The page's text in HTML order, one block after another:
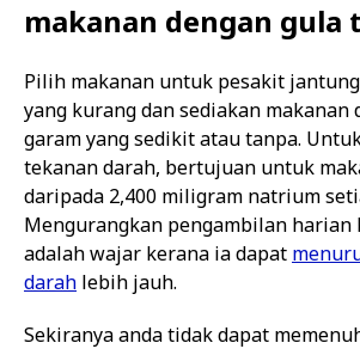
makanan dengan gula
Pilih makanan untuk pesakit
yang kurang dan sediakan makanan
garam yang sedikit atau tanpa.
tekanan darah, bertujuan untuk
daripada 2,400 miligram natrium
Mengurangkan pengambilan harian
adalah wajar kerana ia dapat
darah lebih jauh.
Sekiranya anda tidak dapat